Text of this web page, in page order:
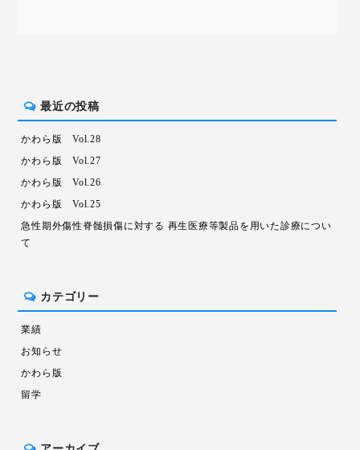
最近の投稿
かわら版 Vol.28
かわら版 Vol.27
かわら版 Vol.26
かわら版 Vol.25
急性期外傷性脊髄損傷に対する 再生医療等製品を用いた診療につい
て
カテゴリー
業績
お知らせ
かわら版
留学